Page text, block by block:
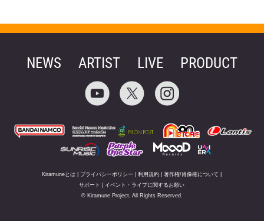
NEWS ARTIST LIVE PRODUCT
Kiramuneとは |プライバシーポリシー |利用規約 |著作権/肖像権について
サポート
イベント・ライブに関するお願い
© Kiramune Project, All Rights Reserved.